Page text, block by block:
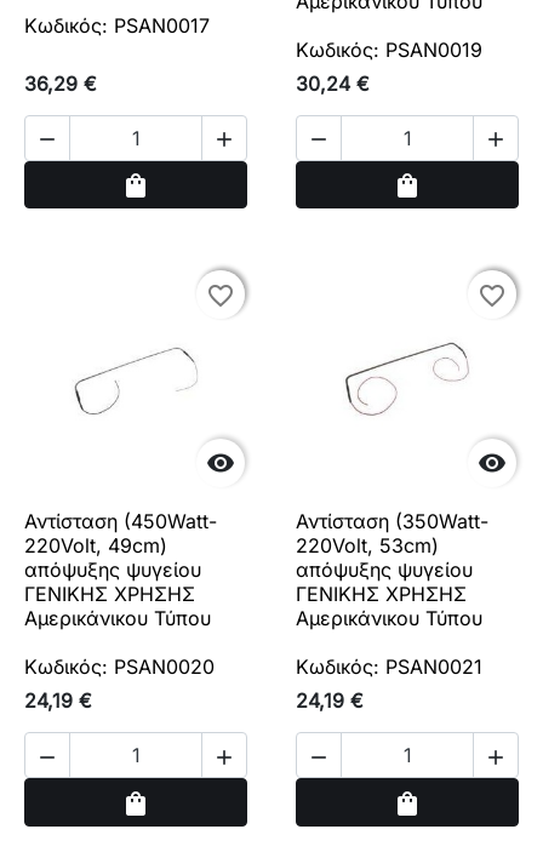
Κωδικός: PSAN0017
36,29 €
 
shopping_bag
Κωδικός: PSAN0019
30,24 €
 
shopping_bag

favorite_border
favorite_border
Αντίσταση (450Watt-
220Volt, 49cm)
απόψυξης ψυγείου
ΓΕΝΙΚΗΣ ΧΡΗΣΗΣ
Αμερικάνικου Τύπου
Κωδικός: PSAN0020
24,19 €
 
shopping_bag

favorite_border
favorite_border
Αντίσταση (350Watt-
220Volt, 53cm)
απόψυξης ψυγείου
ΓΕΝΙΚΗΣ ΧΡΗΣΗΣ
Αμερικάνικου Τύπου
Κωδικός: PSAN0021
24,19 €
 
shopping_bag